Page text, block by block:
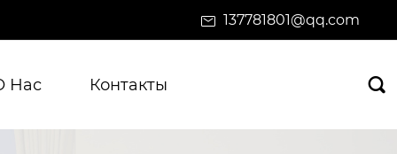
137781801@qq.com
Нас Контакты 